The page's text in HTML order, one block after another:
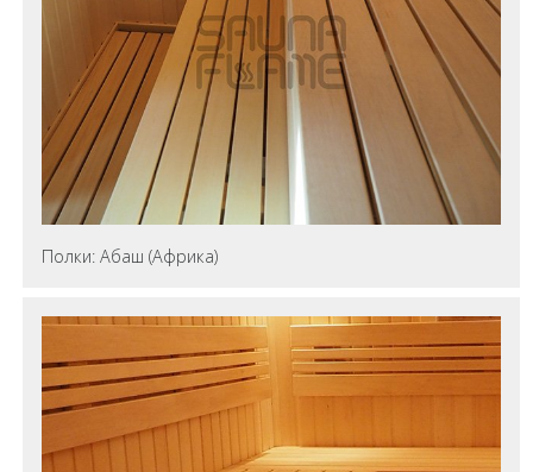
Полки: Абаш (Африка)